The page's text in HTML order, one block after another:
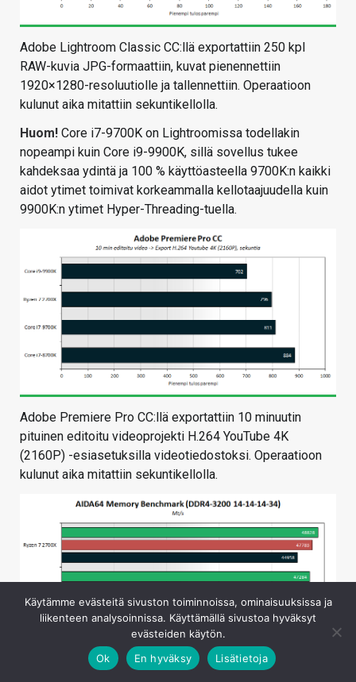
Adobe Lightroom Classic CC:llä exportattiin 250 kpl
RAW-kuvia JPG-formaattiin, kuvat pienennettiin
1920×1280-resoluutiolle ja tallennettiin. Operaatioon
kulunut aika mitattiin sekuntikellolla.
Huom! Core i7-9700K on Lightroomissa todellakin
nopeampi kuin Core i9-9900K, sillä sovellus tukee
kahdeksaa ydintä ja 100 % käyttöasteella 9700K:n kaikki
aidot ytimet toimivat korkeammalla kellotaajuudella kuin
9900K:n ytimet Hyper-Threading-tuella.
Adobe Premiere Pro CC:llä exportattiin 10 minuutin
pituinen editoitu videoprojekti H.264 YouTube 4K
(2160P) -esiasetuksilla videotiedostoksi. Operaatioon
kulunut aika mitattiin sekuntikellolla.
Käytämme evästeitä sivuston toiminnoissa, ominaisuuksissa ja
liikenteen analysoinnissa. Käyttämällä sivustoa hyväksyt
evästeiden käytön.
Ok
En hyväksy Lisätietoja